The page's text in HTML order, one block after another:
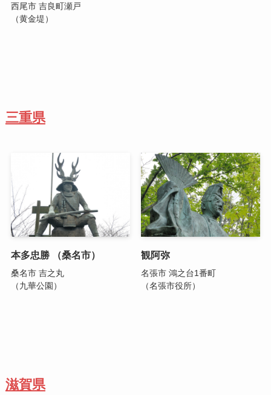
西尾市 吉良町瀬戸
（黄金堤）
三重県
本多忠勝 （桑名市）
桑名市 吉之丸
（九華公園）
観阿弥
名張市 鴻之台1番町
（名張市役所）
滋賀県